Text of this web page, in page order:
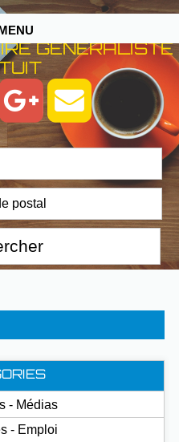
GENERALISTE
- Médias
- Emploi